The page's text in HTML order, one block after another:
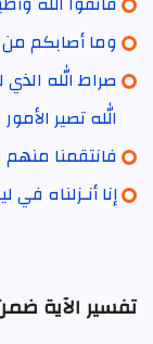
وما أصابكم
صراط الله
الله تصير الأمور
فانتقمنا
إنا أنـزلناه في
تفسير الآية